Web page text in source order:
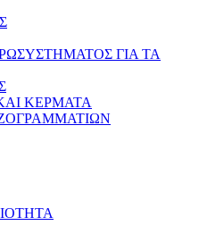
ΓΙΑ ΤΑ
ΚΕΡΜΑΤΑ